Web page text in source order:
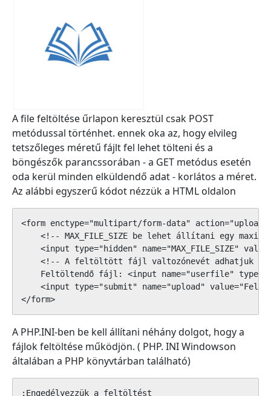
A file feltöltése űrlapon keresztül csak POST
metódussal történhet. ennek oka az, hogy elvileg
tetszőleges méretű fájlt fel lehet tölteni és a
böngészők parancssorában - a GET metódus esetén
oda kerül minden elküldendő adat - korlátos a méret.
Az alábbi egyszerű kódot nézzük a HTML oldalon
<form enctype="multipart/form-data"
<!-- MAX_FILE_SIZE be lehet állítani egy
<input type="hidden" name="MAX_FILE_SIZE"
<!-- A feltöltött fájl valtozónevét adhatjuk
Feltöltendő fájl: <input name="userfile"
<input type="submit" name="upload"
</form>
A PHP.INI-ben be kell állítani néhány dolgot, hogy a
fájlok feltöltése működjön. ( PHP. INI Windowson
általában a PHP könyvtárban található)
;Engedélyezzük a feltöltést